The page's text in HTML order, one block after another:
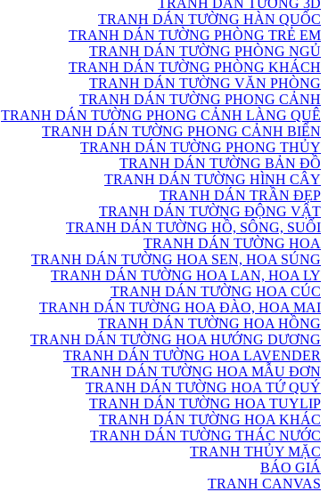
TRANH DÁN TƯỜNG 3D
TRANH DÁN TƯỜNG HÀN QUỐC
TRANH DÁN TƯỜNG PHÒNG TRẺ EM
TRANH DÁN TƯỜNG PHÒNG NGỦ
TRANH DÁN TƯỜNG PHÒNG KHÁCH
TRANH DÁN TƯỜNG VĂN PHÒNG
TRANH DÁN TƯỜNG PHONG CẢNH
TRANH DÁN TƯỜNG PHONG CẢNH LÀNG QUÊ
TRANH DÁN TƯỜNG PHONG CẢNH BIỂN
TRANH DÁN TƯỜNG PHONG THỦY
TRANH DÁN TƯỜNG BẢN ĐỒ
TRANH DÁN TƯỜNG HÌNH CÂY
TRANH DÁN TRẦN ĐẸP
TRANH DÁN TƯỜNG ĐỘNG VẬT
TRANH DÁN TƯỜNG HỒ, SÔNG, SUỐI
TRANH DÁN TƯỜNG HOA
TRANH DÁN TƯỜNG HOA SEN, HOA SÚNG
TRANH DÁN TƯỜNG HOA LAN, HOA LY
TRANH DÁN TƯỜNG HOA CÚC
TRANH DÁN TƯỜNG HOA ĐÀO, HOA MAI
TRANH DÁN TƯỜNG HOA HỒNG
TRANH DÁN TƯỜNG HOA HƯỚNG DƯƠNG
TRANH DÁN TƯỜNG HOA LAVENDER
TRANH DÁN TƯỜNG HOA MẪU ĐƠN
TRANH DÁN TƯỜNG HOA TỨ QUÝ
TRANH DÁN TƯỜNG HOA TUYLIP
TRANH DÁN TƯỜNG HOA KHÁC
TRANH DÁN TƯỜNG THÁC NƯỚC
TRANH THỦY MẶC
BÁO GIÁ
TRANH CANVAS